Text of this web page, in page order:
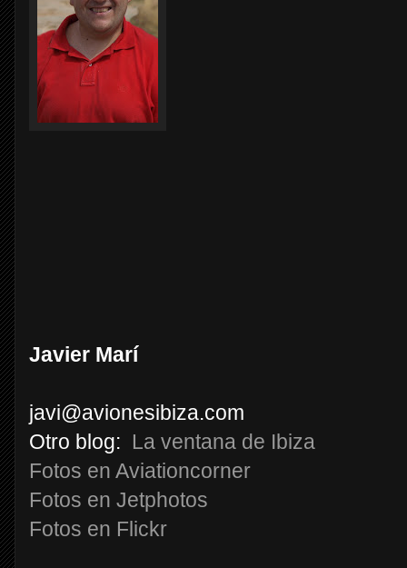
Javier Marí
javi@avionesibiza.com
Otro blog: La ventana de Ibiza
Fotos en Aviationcorner
Fotos en Jetphotos
Fotos en Flickr